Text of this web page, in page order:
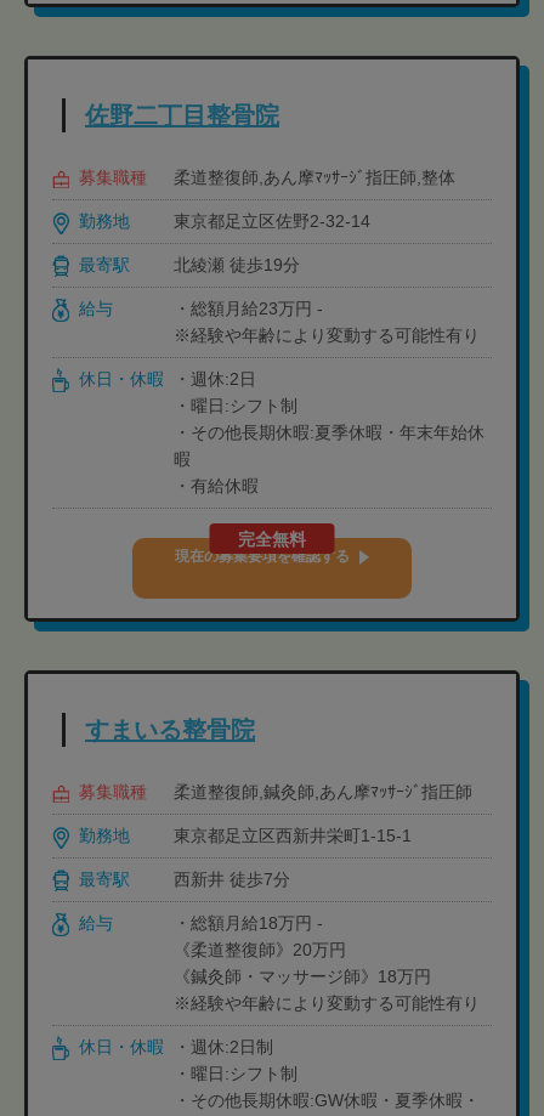
佐野二丁目整骨院
募集職種 柔道整復師,あん摩ﾏｯｻｰｼﾞ指圧師,整体
勤務地 東京都足立区佐野2-32-14
最寄駅 北綾瀬 徒歩19分
給与
・総額月給23万円 -
※経験や年齢により変動する可能性有り
休日・休暇
・週休:2日
・曜日:シフト制
・その他長期休暇:夏季休暇・年末年始休
暇
・有給休暇
完全無料
現在の募集要項を確認する
すまいる整骨院
募集職種 柔道整復師,鍼灸師,あん摩ﾏｯｻｰｼﾞ指圧師
勤務地 東京都足立区西新井栄町1-15-1
最寄駅 西新井 徒歩7分
給与
・総額月給18万円 -
《柔道整復師》20万円
《鍼灸師・マッサージ師》18万円
※経験や年齢により変動する可能性有り
休日・休暇
・週休:2日制
・曜日:シフト制
・その他長期休暇:GW休暇・夏季休暇・